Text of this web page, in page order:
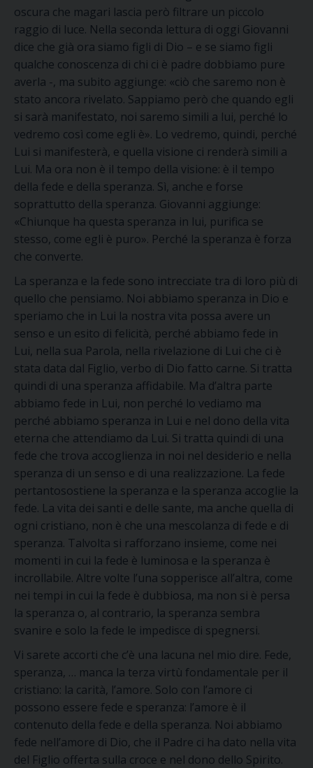
oscura che magari lascia però filtrare un piccolo
raggio di luce. Nella seconda lettura di oggi Giovanni
dice che già ora siamo figli di Dio – e se siamo figli
qualche conoscenza di chi ci è padre dobbiamo pure
averla -, ma subito aggiunge: «ciò che saremo non è
stato ancora rivelato. Sappiamo però che quando egli
si sarà manifestato, noi saremo simili a lui, perché lo
vedremo così come egli è». Lo vedremo, quindi, perché
Lui si manifesterà, e quella visione ci renderà simili a
Lui. Ma ora non è il tempo della visione: è il tempo
della fede e della speranza. Sì, anche e forse
soprattutto della speranza. Giovanni aggiunge:
«Chiunque ha questa speranza in lui, purifica se
stesso, come egli è puro». Perché la speranza è forza
che converte.
La speranza e la fede sono intrecciate tra di loro più di
quello che pensiamo. Noi abbiamo speranza in Dio e
speriamo che in Lui la nostra vita possa avere un
senso e un esito di felicità, perché abbiamo fede in
Lui, nella sua Parola, nella rivelazione di Lui che ci è
stata data dal Figlio, verbo di Dio fatto carne. Si tratta
quindi di una speranza affidabile. Ma d’altra parte
abbiamo fede in Lui, non perché lo vediamo ma
perché abbiamo speranza in Lui e nel dono della vita
eterna che attendiamo da Lui. Si tratta quindi di una
fede che trova accoglienza in noi nel desiderio e nella
speranza di un senso e di una realizzazione. La fede
pertantosostiene la speranza e la speranza accoglie la
fede. La vita dei santi e delle sante, ma anche quella di
ogni cristiano, non è che una mescolanza di fede e di
speranza. Talvolta si rafforzano insieme, come nei
momenti in cui la fede è luminosa e la speranza è
incrollabile. Altre volte l’una sopperisce all’altra, come
nei tempi in cui la fede è dubbiosa, ma non si è persa
la speranza o, al contrario, la speranza sembra
svanire e solo la fede le impedisce di spegnersi.
Vi sarete accorti che c’è una lacuna nel mio dire. Fede,
speranza, … manca la terza virtù fondamentale per il
cristiano: la carità, l’amore. Solo con l’amore ci
possono essere fede e speranza: l’amore è il
contenuto della fede e della speranza. Noi abbiamo
fede nell’amore di Dio, che il Padre ci ha dato nella vita
del Figlio offerta sulla croce e nel dono dello Spirito.